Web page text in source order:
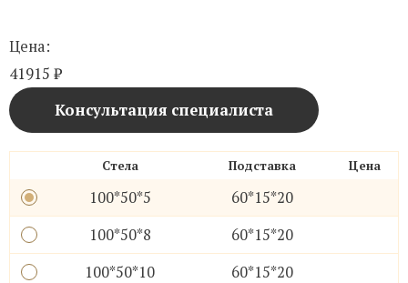
Цена:
41915 ₽
Консультация специалиста
Стела Подставка Цена
100*50*5
60*15*20
100*50*8
60*15*20
100*50*10
60*15*20